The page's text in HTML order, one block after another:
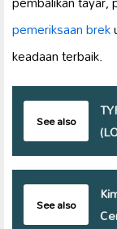
pemeriksaan brek
keadaan terbaik.
See also
See also